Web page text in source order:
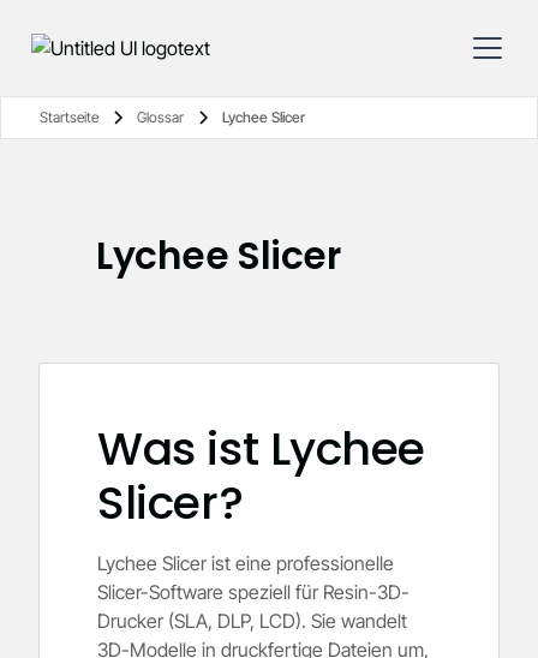
Startseite Glossar Lychee Slicer
Lychee Slicer
Was ist Lychee
Slicer?
Lychee Slicer ist eine professionelle
Slicer-Software speziell für Resin-3D-
Drucker (SLA, DLP, LCD). Sie wandelt
3D-Modelle in druckfertige Dateien um,